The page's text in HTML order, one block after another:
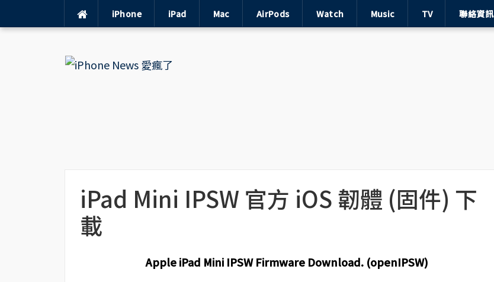
iPhone iPad Mac AirPods Watch Music TV 聯絡資訊
iPad Mini IPSW 官方 iOS 韌體 (固件) 下
載
Apple iPad Mini IPSW Firmware Download. (openIPSW)